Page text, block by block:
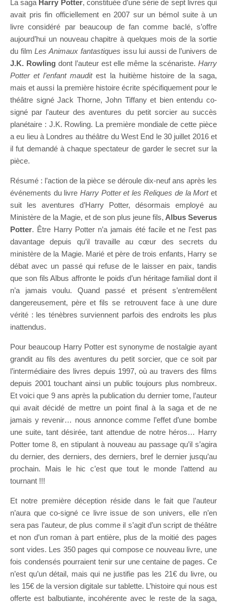
La saga Harry Potter, constituée d’une série de sept livres qui
avait pris fin officiellement en 2007 sur un bémol suite à un
livre considéré par beaucoup de fan comme baclé, s’offre
aujourd’hui un nouveau chapitre à quelques mois de la sortie
du filmLes Animaux fantastiques issu lui aussi de l’univers de
J.K. Rowlingdont l’auteur est elle même la scénariste.Harry
Potter et l’enfant mauditest la huitième histoire de la saga,
mais et aussi la première histoire écrite spécifiquement pour le
théâtre signé Jack Thorne, John Tiffany et bien entendu co-
signé par l’auteur des aventures du petit sorcier au succès
planétaire : J.K. Rowling. La première mondiale de cette pièce
a eu lieu à Londres au théâtre du West End le 30 juillet 2016 et
il fut demandé à chaque spectateur de garder le secret sur la
pièce.
Résumé : l’action de la pièce se déroule dix-neuf ans après les
événements du livre Harry Potter et les Reliques de la Mortet
suit les aventures d’Harry Potter, désormais employé au
Ministère de la Magie, et de son plus jeune fils, Albus Severus
Potter. Être Harry Potter n’a jamais été facile et ne l’est pas
davantage depuis qu’il travaille au cœur des secrets du
ministère de la Magie. Marié et père de trois enfants, Harry se
débat avec un passé qui refuse de le laisser en paix, tandis
que son fils Albus affronte le poids d’un héritage familial dont il
n’a jamais voulu. Quand passé et présent s’entremêlent
dangereusement, père et fils se retrouvent face à une dure
vérité : les ténèbres surviennent parfois des endroits les plus
inattendus.
Pour beaucoup Harry Potter est synonyme de nostalgie ayant
grandit au fils des aventures du petit sorcier, que ce soit par
l’intermédiaire des livres depuis 1997, où au travers des films
depuis 2001 touchant ainsi un public toujours plus nombreux.
Et voici que 9 ans après la publication du dernier tome, l’auteur
qui avait décidé de mettre un point final à la saga et de ne
jamais y revenir… nous annonce comme l’effet d’une bombe
une suite, tant désirée, tant attendue de notre héros… Harry
Potter tome 8, en stipulant à nouveau au passage qu’il s’agira
du dernier, des derniers, des derniers, bref le dernier jusqu’au
prochain. Mais le hic c’est que tout le monde l’attend au
tournant !!!
Et notre première déception réside dans le fait que l’auteur
n’aura que co-signé ce livre issue de son univers, elle n’en
sera pas l’auteur, de plus comme il s’agit d’un script de théâtre
et non d’un roman à part entière, plus de la moitié des pages
sont vides. Les 350 pages qui compose ce nouveau livre, une
fois condensés pourraient tenir sur une centaine de pages. Ce
n’est qu’un détail, mais qui ne justifie pas les 21€ du livre, ou
les 15€ de la version digitale sur tablette. L’histoire qui nous est
offerte est balbutiante, incohérente avec le reste de la saga,